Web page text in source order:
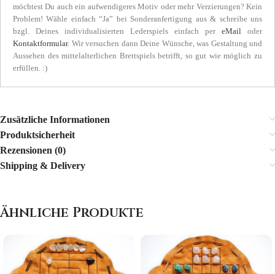
möchtest Du auch ein aufwendigeres Motiv oder mehr Verzierungen? Kein
Problem! Wähle einfach “Ja” bei Sonderanfertigung aus & schreibe uns
bzgl. Deines individualisierten Lederspiels einfach per eMail oder
Kontaktformular. Wir versuchen dann Deine Wünsche, was Gestaltung und
Aussehen des mittelalterlichen Brettspiels betrifft, so gut wie möglich zu
erfüllen. :)
Zusätzliche Informationen
Produktsicherheit
Rezensionen (0)
Shipping & Delivery
Ähnliche Produkte